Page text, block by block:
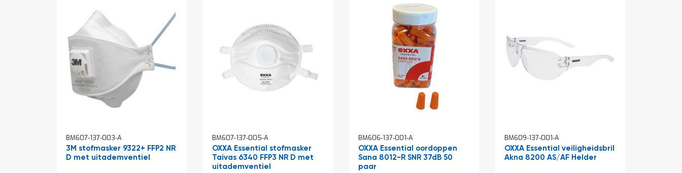
BM607-137-003-A
3M stofmasker 9322+ FFP2 NR
D met uitademventiel
BM607-137-005-A
OXXA Essential stofmasker
Taivas 6340 FFP3 NR D met
uitademventiel
BM606-137-001-A
OXXA Essential oordoppen
Sana 8012-R SNR 37dB 50
paar
BM609-137-001-A
OXXA Essential veiligheidsbril
Akna 8200 AS/AF Helder